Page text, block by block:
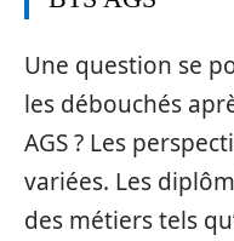
Une question se
les débouchés
AGS ? Les
variées. Les
des métiers tels